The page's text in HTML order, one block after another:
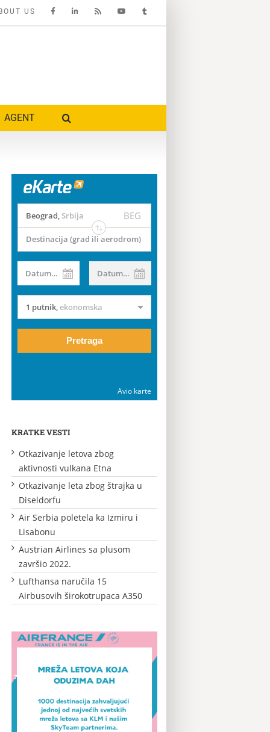
US
AGENT
Beograd, Srbija BEG
Destinacija (grad ili aerodrom)
Datum od Datum do
1 putnik,ekonomska
Pretraga
Avio karte
KRATKE VESTI
Otkazivanje letova zbog
aktivnosti vulkana Etna
Otkazivanje leta zbog štrajka u
Diseldorfu
Air Serbia poletela ka Izmiru i
Lisabonu
Austrian Airlines sa plusom
završio 2022.
Lufthansa naručila 15
Airbusovih širokotrupaca A350